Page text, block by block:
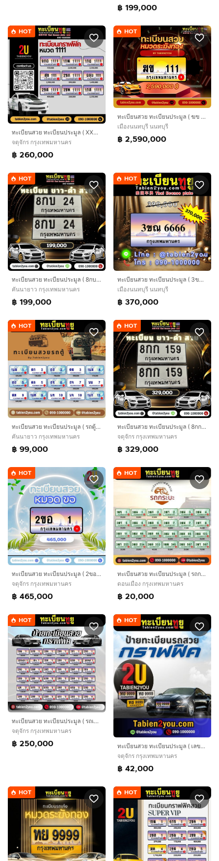
฿ 199,000
HOT
ทะเบียนสวย ทะเบียนประมูล ( XXX 1111 ) ทะเบียนรถยนต์ ทะเบียนมงคล ทะเบียนผลรวมดี ทะเบียนทูยู ทะเบียนราคาถูก เลขมงคล มีหน้าร้าน ถูกกฎหมาย
จตุจักร กรุงเทพมหานคร
฿ 260,000
HOT
ทะเบียนสวย ทะเบียนประมูล ( ฆข 111 ) ทะเบียนรถยนต์ ทะเบียนมงคล ทะเบียนผลรวมดี ทะเบียนทูยู ทะเบียนราคาถูก เลขมงคล มีหน้าร้าน ถูกกฎหมาย
เมืองนนทบุรี นนทบุรี
฿ 2,590,000
HOT
ทะเบียนสวย ทะเบียนประมูล ( 8กบ 24 ) ทะเบียนรถยนต์ ทะเบียนมงคล ทะเบียนผลรวมดี ทะเบียนทูยู ทะเบียนราคาถูก เลขมงคล มีหน้าร้าน ถูกกฎหมาย
คันนายาว กรุงเทพมหานคร
฿ 199,000
HOT
ทะเบียนสวย ทะเบียนประมูล ( 3ขณ 6666 ) ทะเบียนรถยนต์ ทะเบียนมงคล ทะเบียนผลรวมดี ทะเบียนทูยู ทะเบียนราคาถูก เลขมงคล มีหน้าร้าน ถูกกฎหมาย
เมืองนนทบุรี นนทบุรี
฿ 370,000
HOT
ทะเบียนสวย ทะเบียนประมูล ( รถตู้ ) ทะเบียนรถยนต์ ทะเบียนมงคล ทะเบียนผลรวมดี ทะเบียนทูยู ทะเบียนราคาถูก เลขมงคล มีหน้าร้าน ถูกกฎหมาย
คันนายาว กรุงเทพมหานคร
฿ 99,000
HOT
ทะเบียนสวย ทะเบียนประมูล ( 8กก 159 ) ทะเบียนรถยนต์ ทะเบียนมงคล ทะเบียนผลรวมดี ทะเบียนทูยู ทะเบียนราคาถูก เลขมงคล มีหน้าร้าน ถูกกฎหมาย
จตุจักร กรุงเทพมหานคร
฿ 329,000
HOT
ทะเบียนสวย ทะเบียนประมูล ( 2ขอ 1 ) ทะเบียนรถยนต์ ทะเบียนมงคล ทะเบียนผลรวมดี ทะเบียนทูยู ทะเบียนราคาถูก เลขมงคล มีหน้าร้าน ถูกกฎหมาย
จตุจักร กรุงเทพมหานคร
฿ 465,000
HOT
ทะเบียนสวย ทะเบียนประมูล ( รถกระบะ ) ทะเบียนรถยนต์ ทะเบียนมงคล ทะเบียนผลรวมดี ทะเบียนทูยู ทะเบียนราคาถูก เลขมงคล มีหน้าร้าน ถูกกฎหมาย
ดอนเมือง กรุงเทพมหานคร
฿ 20,000
HOT
ทะเบียนสวย ทะเบียนประมูล ( รถเก๋ง ) ทะเบียนรถยนต์ ทะเบียนมงคล ทะเบียนผลรวมดี ทะเบียนทูยู ทะเบียนราคาถูก เลขมงคล มีหน้าร้าน ถูกกฎหมาย
จตุจักร กรุงเทพมหานคร
฿ 250,000
HOT
ทะเบียนสวย ทะเบียนประมูล ( เลขสวย กราฟฟิค ) ทะเบียนรถยนต์ ทะเบียนมงคล ทะเบียนผลรวมดี ทะเบียนทูยู ทะเบียนราคาถูก เลขมงคล มีหน้าร้าน ถูกกฎหมาย
จตุจักร กรุงเทพมหานคร
฿ 42,000
HOT HOT